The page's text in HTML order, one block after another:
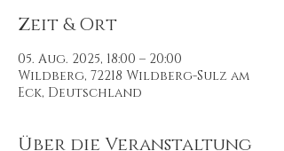
Zeit & Ort
05. Aug. 2025, 18:00 – 20:00
Wildberg, 72218 Wildberg-Sulz am
Eck, Deutschland
Über die Veranstaltung